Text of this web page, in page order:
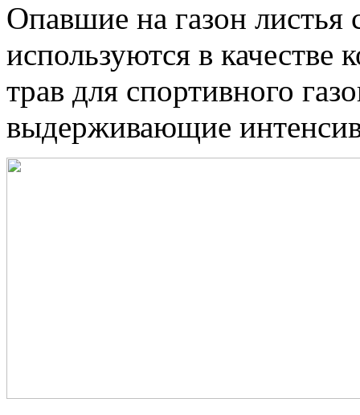
Опавшие на газон
используются в
трав для спортивного
выдерживающие